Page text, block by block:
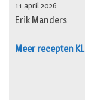
11 april 2026
Erik Manders
Meer recepten